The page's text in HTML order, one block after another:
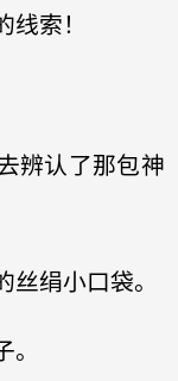
索！
辨认了那包神
绢小口袋。